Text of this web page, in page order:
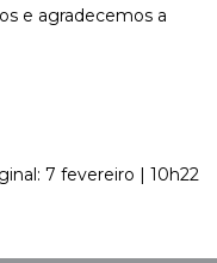
e agradecemos a
7 fevereiro | 10h22